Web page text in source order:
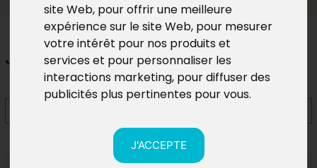
site Web, pour offrir une meilleure
expérience sur le site Web, pour mesurer
votre intérêt pour nos produits et
services et pour personnaliser les
interactions marketing, pour diffuser des
publicités plus pertinentes pour vous.
J'ACCEPTE
Je ne t'écoute pas...